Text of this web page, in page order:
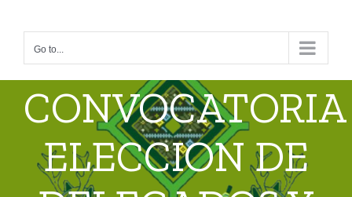
contentGo to...
CONVOCATORIA
ELECCION DE